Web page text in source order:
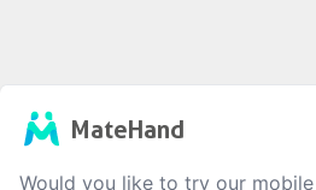
MateHand
Would you like to try our